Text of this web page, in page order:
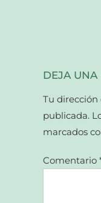
DEJA UNA
Tu dirección
publicada.
marcados
Comentario